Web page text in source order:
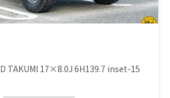
TAKUMI 17×8.0J 6H139.7 inset-15